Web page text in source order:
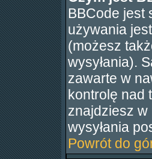
BBCode jest
używania
(możesz
wysyłania).
zawarte w
kontrolę nad
znajdziesz
wysyłania
Powrót do